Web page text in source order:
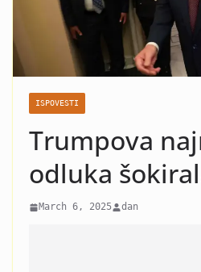
nasilje i krah:
je razlog
Jovanovića!
se radi neće
ISPOVESTI
Trumpova
odluka
March 6, 2025 dan